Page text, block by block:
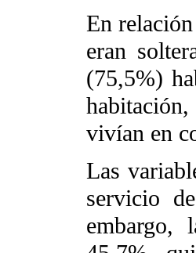
En
eran
(75,5%)
vivían en
Las
servicio
embargo,